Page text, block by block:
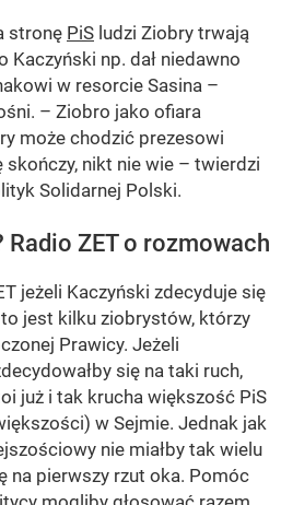
stronę PiS ludzi Ziobry trwają
Kaczyński np. dał niedawno
w resorcie Sasina –
– Ziobro jako ofiara
może chodzić prezesowi
skończy, nikt nie wie – twierdzi
Solidarnej Polski.
ZET o rozmowach
jeżeli Kaczyński zdecyduje się
jest kilku ziobrystów, którzy
Prawicy. Jeżeli
się na taki ruch,
już i tak krucha większość PiS
w Sejmie. Jednak jak
nie miałby tak wielu
na pierwszy rzut oka. Pomóc